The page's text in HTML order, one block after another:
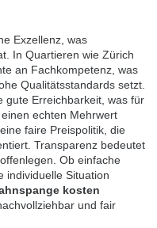
Exzellenz, was
In Quartieren wie Zürich
an Fachkompetenz, was
Qualitätsstandards setzt.
gute Erreichbarkeit, was für
echten Mehrwert
faire Preispolitik, die
Transparenz bedeutet
Ob einfache
individuelle Situation
kosten
und fair